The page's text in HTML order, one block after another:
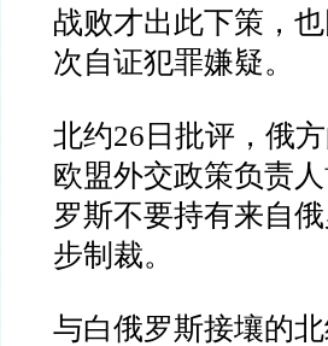
战败才出此下策，
次自证犯罪嫌疑。
北约26 日批评，俄
欧盟外交政策负责
罗斯不要持有来自
步制裁。
与白俄罗斯接壤的